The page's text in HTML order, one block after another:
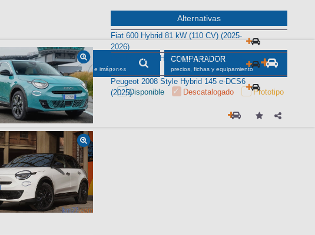
Alternativas
Fiat 600 Hybrid 81 kW (110 CV) (2025-
2026)
Opel Frontera Hybrid 136 Edition (2024-
2025)
Peugeot 2008 Style Hybrid 145 e-DCS6
(2025)